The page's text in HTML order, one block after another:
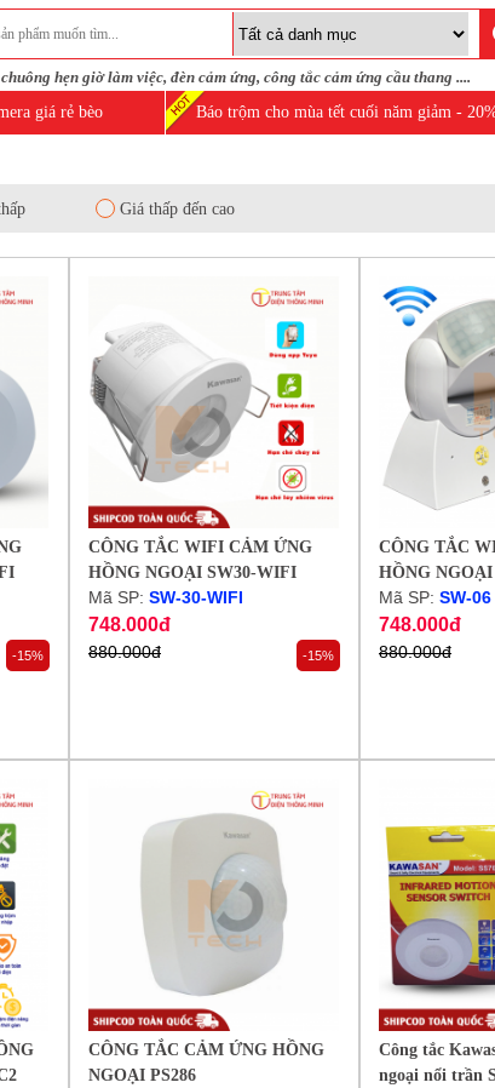
chuông hẹn giờ làm việc, đèn cảm ứng, công tắc cảm ứng cầu thang ....
giá rẻ bèo Báo trộm cho mùa tết cuối năm giảm -
Giá thấp đến cao
-15%
CÔNG TẮC WIFI CẢM ỨNG
HỒNG NGOẠI SW30-WIFI
Mã SP: SW-30-WIFI
748.000đ
880.000đ -15%
CÔNG TẮC
HỒNG
Mã SP: SW-06
748.000đ
880.000đ
CÔNG TẮC CẢM ỨNG HỒNG
NGOẠI PS286
Công tắc
ngoại nổi trần